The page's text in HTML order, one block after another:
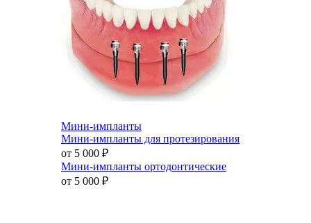
Мини-импланты
Мини-импланты для протезирования
от 5 000 ₽
Мини-импланты ортодонтические
от 5 000 ₽